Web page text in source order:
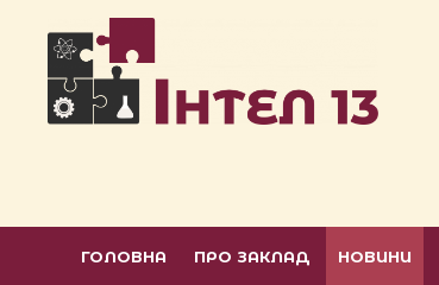
ГОЛОВНА ПРО ЗАКЛАД НОВИНИ